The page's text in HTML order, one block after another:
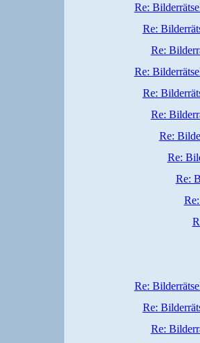
Re:
Re:
Re:
Re:
Re:
Re:
Re:
Re:
Re:
Re:
Re:
Re: